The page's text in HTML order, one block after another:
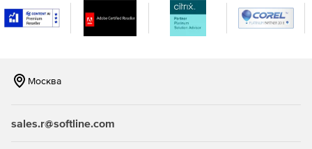
RMS помогает защищать информацию посредством
использования политик безопасности, которые
устанавливают следующие основные элементы:
Шифрование.
Москва
sales.r@softline.com